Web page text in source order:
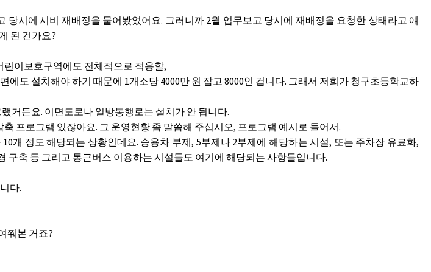
당시에 시비 재배정을 물어봤었어요. 그러니까 2월 업무보고 당시에 재배정을 요청한 상태라고 얘
된 건가요?
이보호구역에도 전체적으로 적용할,
에도 설치해야 하기 때문에 1개소당 4000만 원 잡고 8000인 겁니다. 그래서 저희가 청구초등학교하
거든요. 이면도로나 일방통행로는 설치가 안 됩니다.
프로그램 있잖아요. 그 운영현황 좀 말씀해 주십시오, 프로그램 예시로 들어서.
개 정도 해당되는 상황인데요. 승용차 부제, 5부제나 2부제에 해당하는 시설, 또는 주차장 유료화,
구축 등 그리고 통근버스 이용하는 시설들도 여기에 해당되는 사항들입니다.
다.
쭤본 거죠?